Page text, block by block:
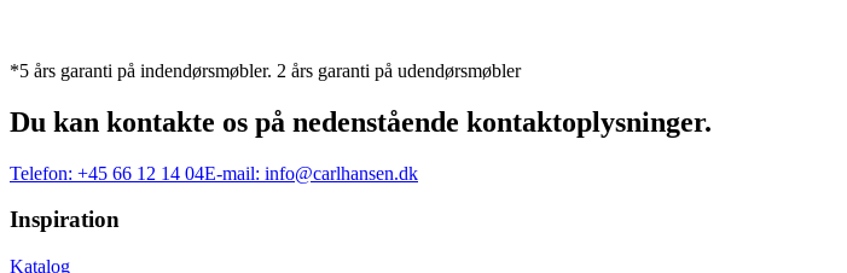
*5 års garanti på indendørsmøbler. 2 års garanti på udendørsmøbler
Du kan kontakte os på nedenstående kontaktoplysninger.
Telefon: +45 66 12 14 04E-mail: info@carlhansen.dk
Inspiration
Katalog